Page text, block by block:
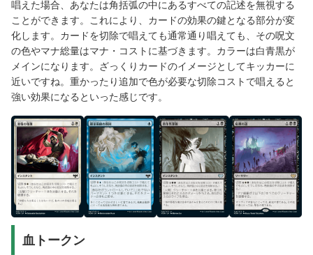
唱えた場合、あなたは角括弧の中にあるすべての記述を無視する
ことができます。これにより、カードの効果の鍵となる部分が変
化します。カードを切除で唱えても通常通り唱えても、その呪文
の色やマナ総量はマナ・コストに基づきます。カラーは白青黒が
メインになります。ざっくりカードのイメージとしてキッカーに
近いですね。重かったり追加で色が必要な切除コストで唱えると
強い効果になるといった感じです。
血トークン